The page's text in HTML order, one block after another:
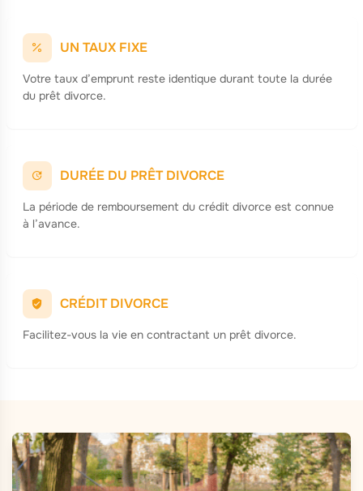
UN TAUX FIXE
Votre taux d’emprunt reste identique durant toute la durée
du prêt divorce.
DURÉE DU PRÊT DIVORCE
La période de remboursement du crédit divorce est connue
à l’avance.
CRÉDIT DIVORCE
Facilitez-vous la vie en contractant un prêt divorce.